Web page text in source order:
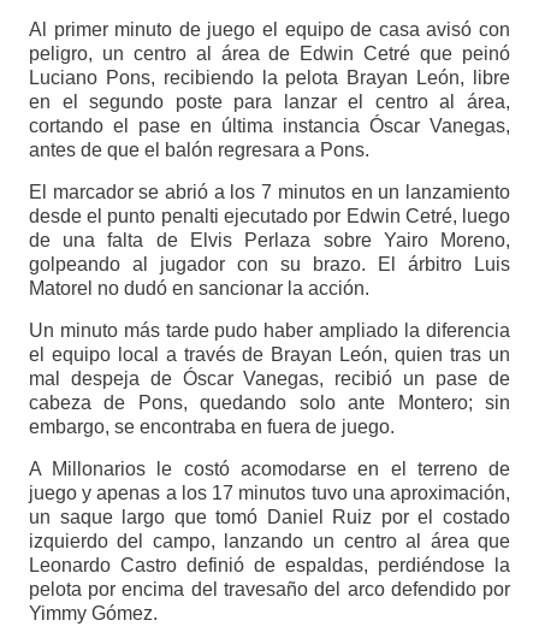
Al primer minuto de juego el equipo de casa avisó con
peligro, un centro al área de Edwin Cetré que peinó
Luciano Pons, recibiendo la pelota Brayan León, libre
en el segundo poste para lanzar el centro al área,
cortando el pase en última instancia Óscar Vanegas,
antes de que el balón regresara a Pons.
El marcador se abrió a los 7 minutos en un lanzamiento
desde el punto penalti ejecutado por Edwin Cetré, luego
de una falta de Elvis Perlaza sobre Yairo Moreno,
golpeando al jugador con su brazo. El árbitro Luis
Matorel no dudó en sancionar la acción.
Un minuto más tarde pudo haber ampliado la diferencia
el equipo local a través de Brayan León, quien tras un
mal despeja de Óscar Vanegas, recibió un pase de
cabeza de Pons, quedando solo ante Montero; sin
embargo, se encontraba en fuera de juego.
A Millonarios le costó acomodarse en el terreno de
juego y apenas a los 17 minutos tuvo una aproximación,
un saque largo que tomó Daniel Ruiz por el costado
izquierdo del campo, lanzando un centro al área que
Leonardo Castro definió de espaldas, perdiéndose la
pelota por encima del travesaño del arco defendido por
Yimmy Gómez.